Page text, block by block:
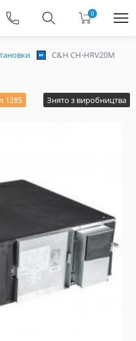
0
C&H CH-HRV20M
1285 Знято з виробництва